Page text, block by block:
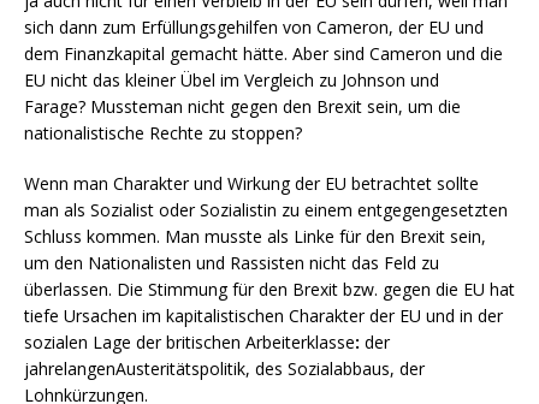
sich dann zum Erfüllungsgehilfen von Cameron, der EU und
dem Finanzkapital gemacht hätte. Aber sind Cameron und die
EU nicht das kleiner Übel im Vergleich zu Johnson und
Farage? Mussteman nicht gegen den Brexit sein, um die
nationalistische Rechte zu stoppen?
Wenn man Charakter und Wirkung der EU betrachtet sollte
man als Sozialist oder Sozialistin zu einem entgegengesetzten
Schluss kommen. Man musste als Linke für den Brexit sein,
um den Nationalisten und Rassisten nicht das Feld zu
überlassen. Die Stimmung für den Brexit bzw. gegen die EU hat
tiefe Ursachen im kapitalistischen Charakter der EU und in der
sozialen Lage der britischen Arbeiterklasse: der
jahrelangenAusteritätspolitik, des Sozialabbaus, der
Lohnkürzungen.